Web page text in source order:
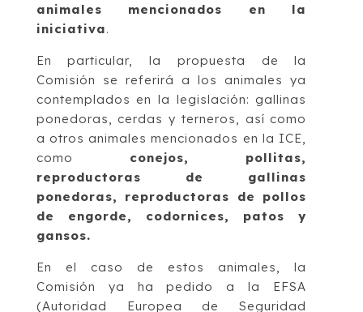
animales mencionados en la
iniciativa.
En particular, la propuesta de la
Comisión se referirá a los animales ya
contemplados en la legislación: gallinas
ponedoras, cerdas y terneros, así como
a otros animales mencionados en la ICE,
como conejos, pollitas,
reproductoras de gallinas
ponedoras, reproductoras de pollos
de engorde, codornices, patos y
gansos.
En el caso de estos animales, la
Comisión ya ha pedido a la EFSA
(Autoridad Europea de Seguridad